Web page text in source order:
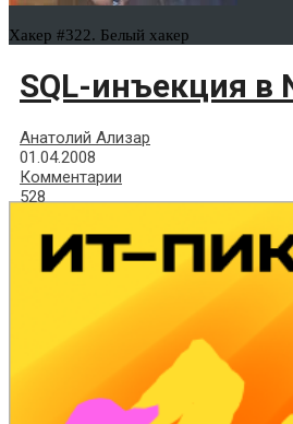
Хакер #322. Белый хакер
SQL-инъекция в
Анатолий Ализар
01.04.2008
Комментарии
528